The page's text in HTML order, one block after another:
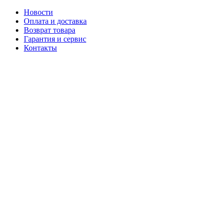
Новости
Оплата и доставка
Возврат товара
Гарантия и сервис
Контакты